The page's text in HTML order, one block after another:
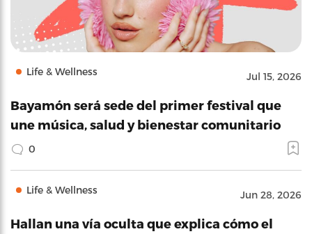
Life & Wellness Jul 15, 2026
Bayamón será sede del primer festival que
une música, salud y bienestar comunitario
0
Life & Wellness Jun 28, 2026
Hallan una vía oculta que explica cómo el